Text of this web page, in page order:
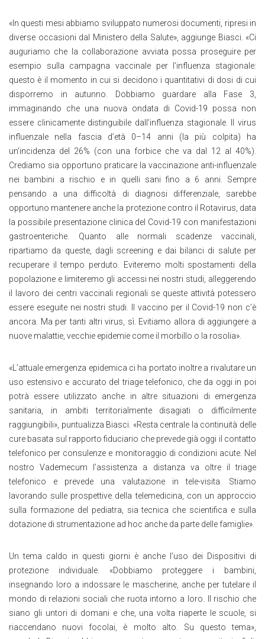
«In questi mesi abbiamo sviluppato numerosi documenti, ripresi in
diverse occasioni dal Ministero della Salute», aggiunge Biasci. «Ci
auguriamo che la collaborazione avviata possa proseguire per
esempio sulla campagna vaccinale per l’influenza stagionale:
questo è il momento in cui si decidono i quantitativi di dosi di cui
disporremo in autunno. Dobbiamo guardare alla Fase 3,
immaginando che una nuova ondata di Covid-19 possa non
essere clinicamente distinguibile dall’influenza stagionale. Il virus
influenzale nella fascia d’età 0–14 anni (la più colpita) ha
un’incidenza del 26% (con una forbice che va dal 12 al 40%).
Crediamo sia opportuno praticare la vaccinazione anti-influenzale
nei bambini a rischio e in quelli sani fino a 6 anni. Sempre
pensando a una difficoltà di diagnosi differenziale, sarebbe
opportuno mantenere anche la protezione contro il Rotavirus, data
la possibile presentazione clinica del Covid-19 con manifestazioni
gastroenteriche. Quanto alle normali scadenze vaccinali,
ripartiamo da queste, dagli screening e dai bilanci di salute per
recuperare il tempo perduto. Eviteremo molti spostamenti della
popolazione e limiteremo gli accessi nei nostri studi, alleggerendo
il lavoro dei centri vaccinali regionali se queste attività potessero
essere eseguite nei nostri studi. Il vaccino per il Covid-19 non c’è
ancora. Ma per tanti altri virus, sì. Evitiamo allora di aggiungere a
nuove malattie, vecchie epidemie come il morbillo o la rosolia».
«L’attuale emergenza epidemica ci ha portato inoltre a rivalutare un
uso estensivo e accurato del triage telefonico, che da oggi in poi
potrà essere utilizzato anche in altre situazioni di emergenza
sanitaria, in ambiti territorialmente disagiati o difficilmente
raggiungibili», puntualizza Biasci. «Resta centrale la continuità delle
cure basata sul rapporto fiduciario che prevede già oggi il contatto
telefonico per consulenze e monitoraggio di condizioni acute. Nel
nostro Vademecum l’assistenza a distanza va oltre il triage
telefonico e prevede una valutazione in tele-visita. Stiamo
lavorando sulle prospettive della telemedicina, con un approccio
sulla formazione del pediatra, sia tecnica che scientifica e sulla
dotazione di strumentazione ad hoc anche da parte delle famiglie».
Un tema caldo in questi giorni è anche l’uso dei Dispositivi di
protezione individuale. «Dobbiamo proteggere i bambini,
insegnando loro a indossare le mascherine, anche per tutelare il
mondo di relazioni sociali che ruota intorno a loro. Il rischio che
siano gli untori di domani e che, una volta riaperte le scuole, si
riaccendano nuovi focolai, è molto alto. Su questo tema»,